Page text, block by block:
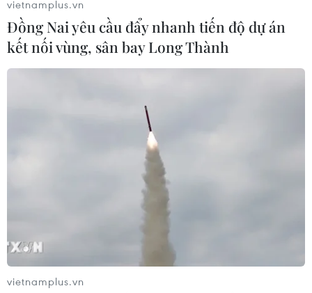
vietnamplus.vn
Đồng Nai yêu cầu đẩy nhanh tiến độ dự án
kết nối vùng, sân bay Long Thành
vietnamplus.vn